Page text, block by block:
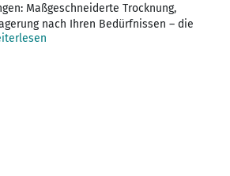
Maßgeschneiderte Trocknung,
nach Ihren Bedürfnissen – die